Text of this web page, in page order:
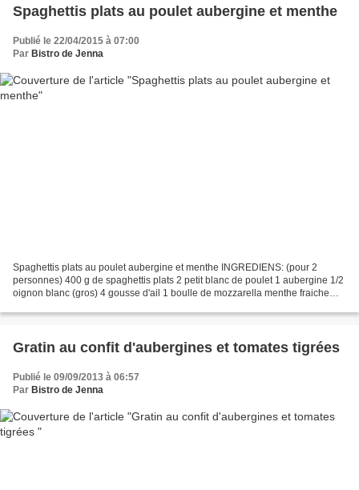
Spaghettis plats au poulet aubergine et menthe
Publié le 22/04/2015 à 07:00
Par Bistro de Jenna
Spaghettis plats au poulet aubergine et menthe INGREDIENS: (pour 2
personnes) 400 g de spaghettis plats 2 petit blanc de poulet 1 aubergine 1/2
oignon blanc (gros) 4 gousse d'ail 1 boulle de mozzarella menthe fraiche
Gratin au confit d'aubergines et tomates tigrées
Publié le 09/09/2013 à 06:57
Par Bistro de Jenna